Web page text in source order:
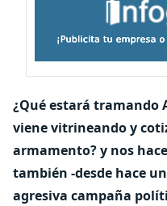
¿Qué estará tramando
viene vitrineando y
armamento?y nos
también -desde hace
agresiva campaña